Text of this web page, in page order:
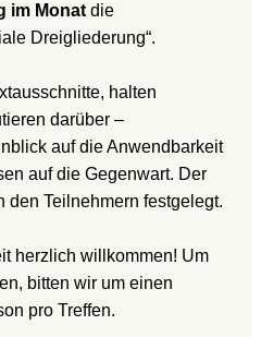
im Monat die
Dreigliederung“.
halten
darüber –
auf die Anwendbarkeit
auf die Gegenwart. Der
den Teilnehmern festgelegt.
herzlich willkommen! Um
bitten wir um einen
pro Treffen.